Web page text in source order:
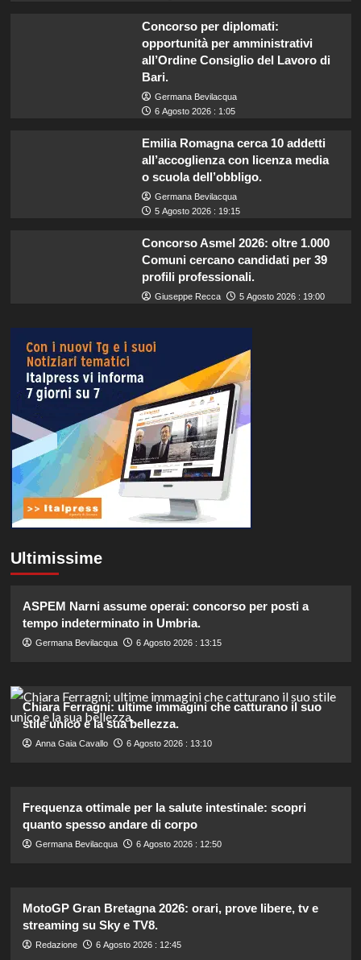
Concorso per diplomati:
opportunità per amministrativi
all’Ordine Consiglio del Lavoro di
Bari.
Germana Bevilacqua
6 Agosto 2026 : 1:05
Emilia Romagna cerca 10 addetti
all’accoglienza con licenza media
o scuola dell’obbligo.
Germana Bevilacqua
5 Agosto 2026 : 19:15
Concorso Asmel 2026: oltre 1.000
Comuni cercano candidati per 39
profili professionali.
Giuseppe Recca 5 Agosto 2026 : 19:00
Ultimissime
ASPEM Narni assume operai: concorso per posti a
tempo indeterminato in Umbria.
Germana Bevilacqua 6 Agosto 2026 : 13:15
Chiara Ferragni: ultime immagini che catturano il suo
stile unico e la sua bellezza.
Anna Gaia Cavallo 6 Agosto 2026 : 13:10
Frequenza ottimale per la salute intestinale: scopri
quanto spesso andare di corpo
Germana Bevilacqua 6 Agosto 2026 : 12:50
MotoGP Gran Bretagna 2026: orari, prove libere, tv e
streaming su Sky e TV8.
Redazione 6 Agosto 2026 : 12:45